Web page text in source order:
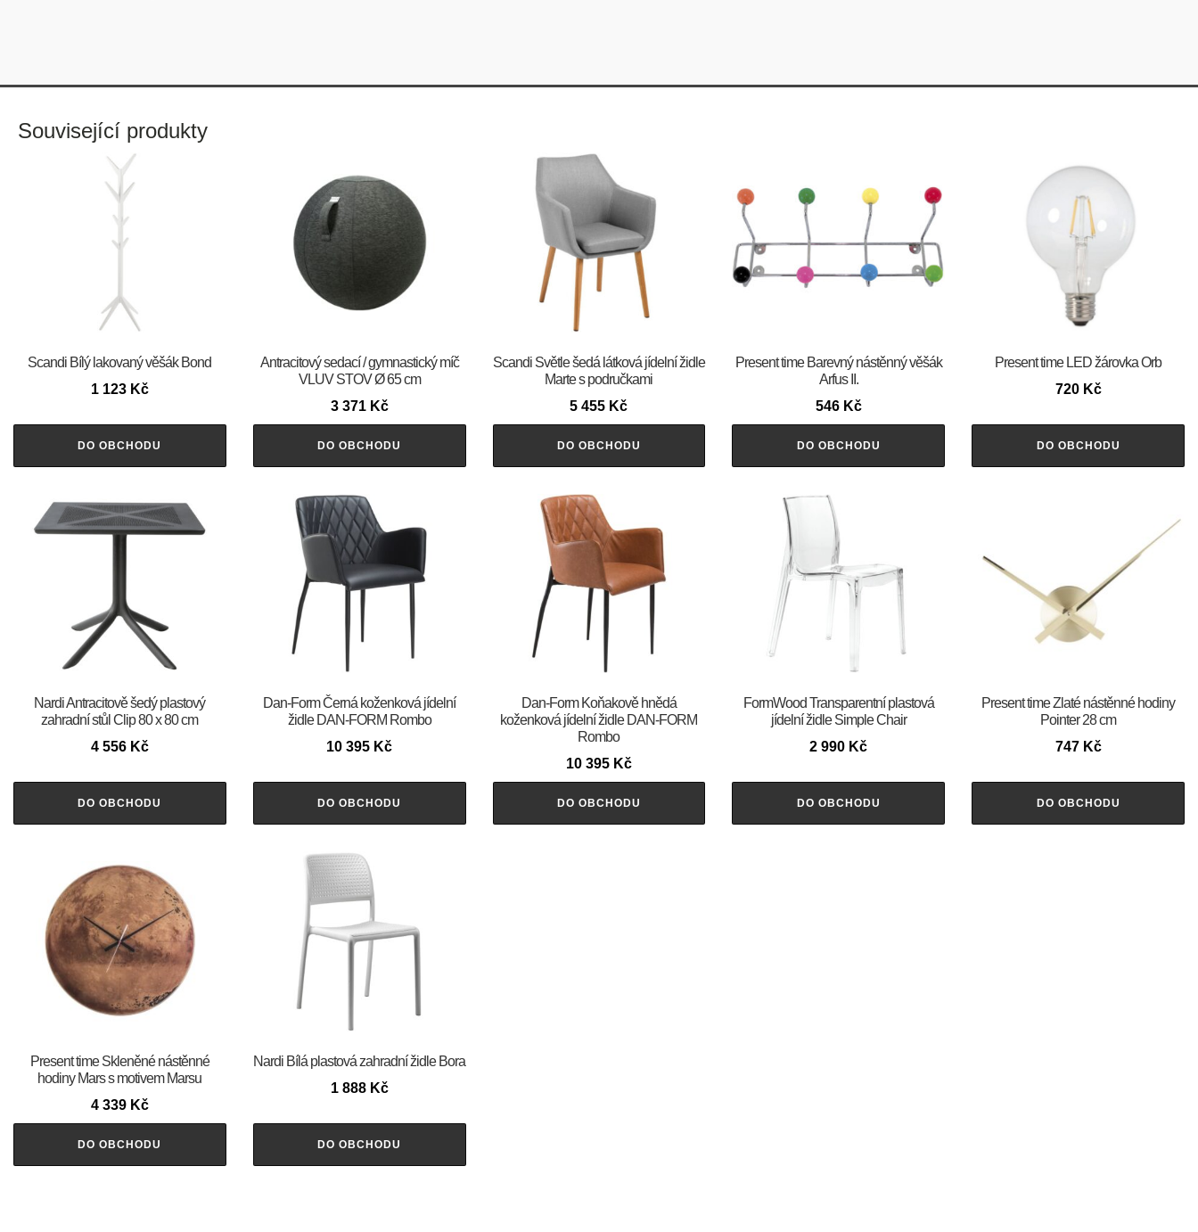
Související produkty
Scandi Bílý lakovaný věšák Bond
1 123 Kč
DO OBCHODU
Antracitový sedací / gymnastický míč
VLUV STOV Ø 65 cm
3 371 Kč
DO OBCHODU
Scandi Světle šedá látková jídelní židle
Marte s područkami
5 455 Kč
DO OBCHODU
Present time Barevný nástěnný věšák
Arfus II.
546 Kč
DO OBCHODU
Present time LED žárovka Orb
720 Kč
DO OBCHODU
Nardi Antracitově šedý plastový
zahradní stůl Clip 80 x 80 cm
4 556 Kč
DO OBCHODU
​​​​​Dan-Form Černá koženková jídelní
židle DAN-FORM Rombo
10 395 Kč
DO OBCHODU
​​​​​Dan-Form Koňakově hnědá
koženková jídelní židle DAN-FORM
Rombo
10 395 Kč
DO OBCHODU
FormWood Transparentní plastová
jídelní židle Simple Chair
2 990 Kč
DO OBCHODU
Present time Zlaté nástěnné hodiny
Pointer 28 cm
747 Kč
DO OBCHODU
Present time Skleněné nástěnné
hodiny Mars s motivem Marsu
4 339 Kč
DO OBCHODU
Nardi Bílá plastová zahradní židle Bora
1 888 Kč
DO OBCHODU